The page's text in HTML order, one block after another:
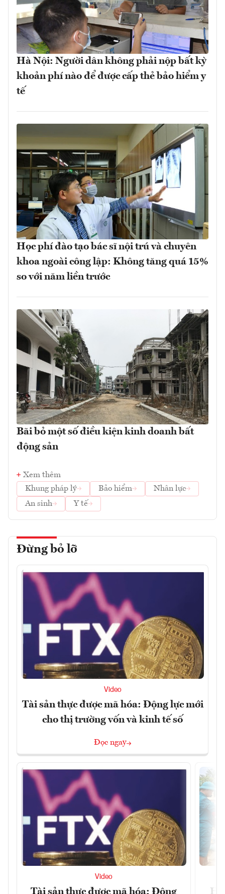
Hà Nội: Người dân không phải nộp bất kỳ
khoản phí nào để được cấp thẻ bảo hiểm y
tế
Học phí đào tạo bác sĩ nội trú và chuyên
khoa ngoài công lập: Không tăng quá 15%
so với năm liền trước
Bãi bỏ một số điều kiện kinh doanh bất
động sản
Xem thêm
Khung pháp lý
Bảo hiểm
Nhân lực
An sinh
Y tế
Đừng bỏ lỡ
Video
Tài sản thực được mã hóa: Động lực mới
cho thị trường vốn và kinh tế số
Đọc ngay
Video